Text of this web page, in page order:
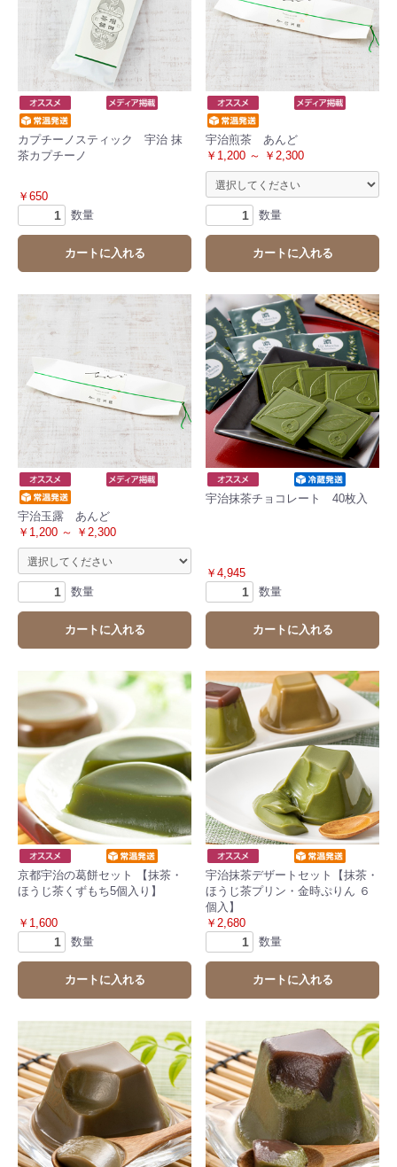
カプチーノスティック 宇治 抹
茶カプチーノ
￥650
数量
カートに入れる
宇治煎茶 あんど
￥1,200 ～ ￥2,300
数量
カートに入れる
宇治玉露 あんど
￥1,200 ～ ￥2,300
数量
カートに入れる
宇治抹茶チョコレート 40枚入
￥4,945
数量
カートに入れる
京都宇治の葛餅セット 【抹茶・
ほうじ茶くずもち5個入り】
￥1,600
数量
カートに入れる
宇治抹茶デザートセット【抹茶・
ほうじ茶プリン・金時ぷりん ６
個入】
￥2,680
数量
カートに入れる